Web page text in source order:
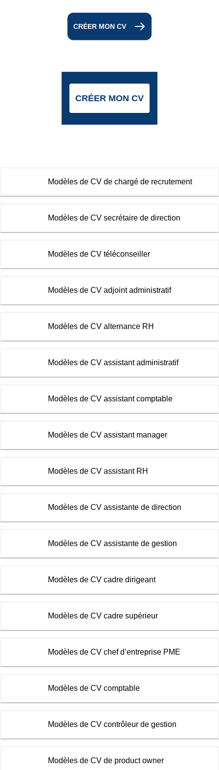
CRÉER MON CV
CRÉER MON CV
Modèles de CV de chargé de recrutement
Modèles de CV secrétaire de direction
Modèles de CV téléconseiller
Modèles de CV adjoint administratif
Modèles de CV alternance RH
Modèles de CV assistant administratif
Modèles de CV assistant comptable
Modèles de CV assistant manager
Modèles de CV assistant RH
Modèles de CV assistante de direction
Modèles de CV assistante de gestion
Modèles de CV cadre dirigeant
Modèles de CV cadre supérieur
Modèles de CV chef d’entreprise PME
Modèles de CV comptable
Modèles de CV contrôleur de gestion
Modèles de CV de product owner